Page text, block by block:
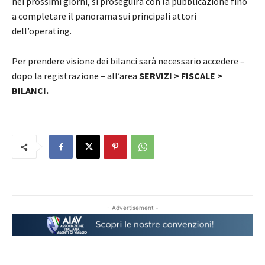
a completare il panorama sui principali attori
dell’operating.
Per prendere visione dei bilanci sarà necessario accedere –
dopo la registrazione – all’area SERVIZI > FISCALE >
BILANCI.
- Advertisement -